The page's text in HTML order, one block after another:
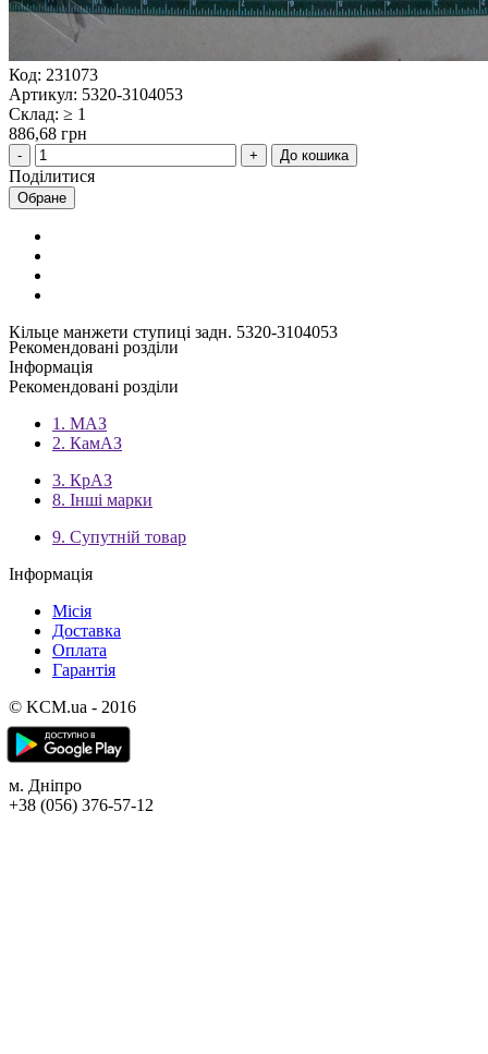
Код: 231073
Артикул: 5320-3104053
Склад: ≥ 1
886,68 грн
До кошика
Поділитися
Обране
Кільце манжети ступиці задн. 5320-3104053
Рекомендовані розділи
Інформація
Рекомендовані розділи
1. МАЗ
2. КамАЗ
3. КрАЗ
8. Інші марки
9. Супутній товар
Інформація
Місія
Доставка
Оплата
Гарантія
© KCM.ua - 2016
м. Дніпро
+38 (056) 376-57-12